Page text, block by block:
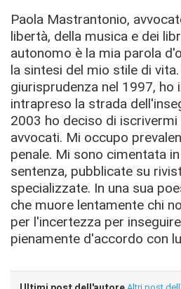
Paola Mastrantonio,
libertà, della musica e dei
autonomo è la mia parola
la sintesi del mio stile di
giurisprudenza nel 1997, ho
intrapreso la strada
2003 ho deciso di iscrivermi
avvocati. Mi occupo
penale. Mi sono cimentata
sentenza, pubblicate su
specializzate. In una sua
che muore lentamente chi
per l'incertezza per
pienamente d'accordo con